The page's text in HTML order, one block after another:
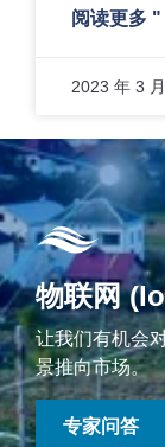
阅读更多 "
2023 年 3
物联网
让我们有机会
景推向市场。
专家问答